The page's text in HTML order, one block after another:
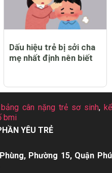
Dấu hiệu trẻ bị sởi cha
mẹ nhất định nên biết
bảng cân nặng trẻ sơ sinh, kể
bmi
YÊU TRẺ
Phường 15, Quận Phú